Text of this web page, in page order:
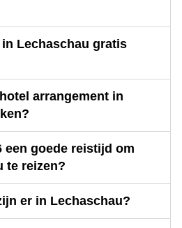
Lechaschau gratis
arrangement in
een goede reistijd om
te reizen?
er in Lechaschau?